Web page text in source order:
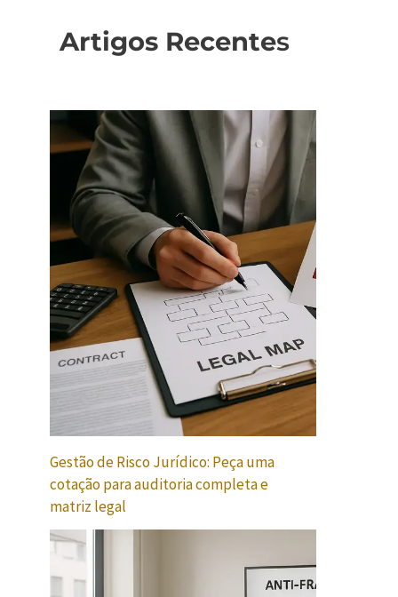
Artigos Recentes
Gestão de Risco Jurídico: Peça uma
cotação para auditoria completa e
matriz legal